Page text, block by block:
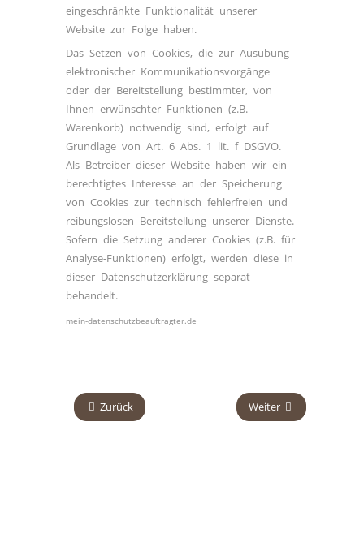
eingeschränkte Funktionalität unserer
Website zur Folge haben.
Das Setzen von Cookies, die zur Ausübung
elektronischer Kommunikationsvorgänge
oder der Bereitstellung bestimmter, von
Ihnen erwünschter Funktionen (z.B.
Warenkorb) notwendig sind, erfolgt auf
Grundlage von Art. 6 Abs. 1 lit. f DSGVO.
Als Betreiber dieser Website haben wir ein
berechtigtes Interesse an der Speicherung
von Cookies zur technisch fehlerfreien und
reibungslosen Bereitstellung unserer Dienste.
Sofern die Setzung anderer Cookies (z.B. für
Analyse-Funktionen) erfolgt, werden diese in
dieser Datenschutzerklärung separat
behandelt.
mein-datenschutzbeauftragter.de
Zurück Weiter